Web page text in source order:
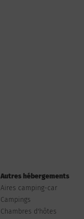
Autres hébergements
Aires camping-car
Campings
Chambres d'hôtes